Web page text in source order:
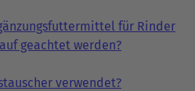
für Rinder
geachtet werden?
verwendet?